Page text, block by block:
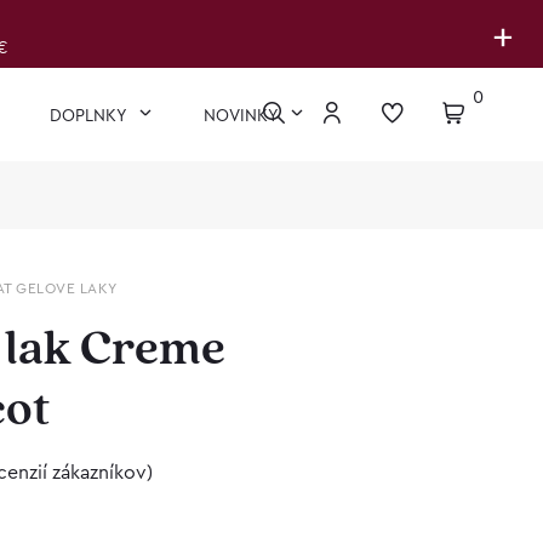
+
DOPLNKY NOVINKY
0
GELOVE LAKY
Creme
zákazníkov)